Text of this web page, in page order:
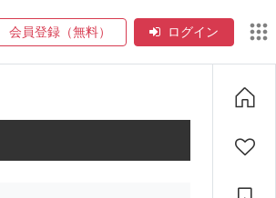
会員登録（無料） ログイン